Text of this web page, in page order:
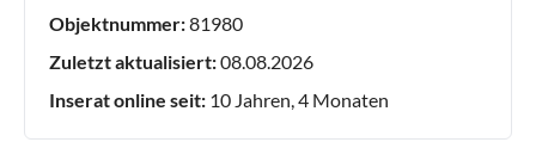
Objektnummer:81980
Zuletzt aktualisiert:08.08.2026
Inserat online seit: 10 Jahren, 4 Monaten